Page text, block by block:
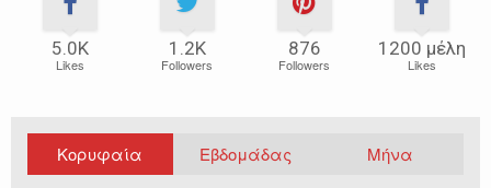
5.0Κ
Likes
1.2Κ
Followers
876
Followers
1200 μέλη
Likes
Κορυφαία Εβδομάδας Μήνα